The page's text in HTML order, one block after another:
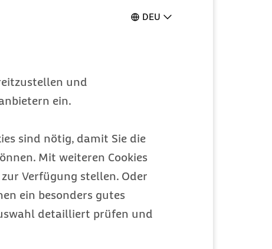
DEU
und
ein.
sind nötig, damit Sie die
Mit weiteren Cookies
Verfügung stellen. Oder
ein besonders gutes
detailliert prüfen und